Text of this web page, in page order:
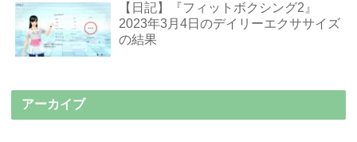
【日記】『フィットボクシング2』
2023年3月4日のデイリーエクササイズ
の結果
アーカイブ